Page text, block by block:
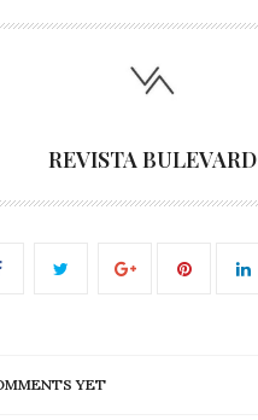
REVISTA BULEVARD
YET